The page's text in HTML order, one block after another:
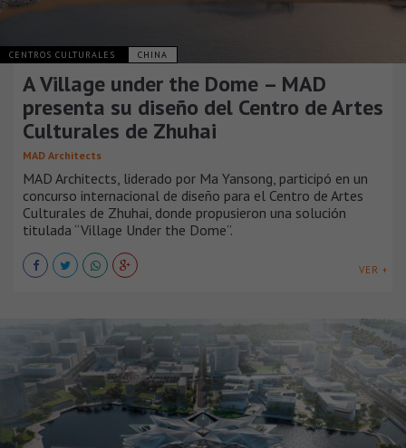
CENTROS CULTURALES CHINA
A Village under the Dome – MAD
presenta su diseño del Centro de Artes
Culturales de Zhuhai
MAD Architects
MAD Architects, liderado por Ma Yansong, participó en un
concurso internacional de diseño para el Centro de Artes
Culturales de Zhuhai, donde propusieron una solución
titulada “Village Under the Dome”.
VER +